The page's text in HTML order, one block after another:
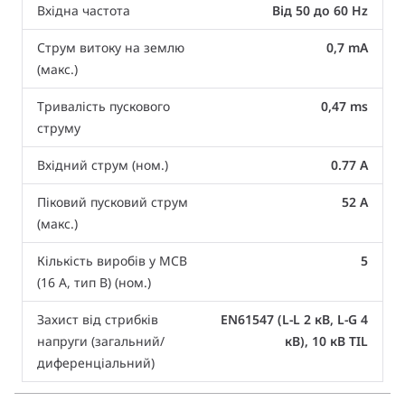
Вхідна частота Від 50 до 60 Hz
Струм витоку на землю
(макс.)
0,7 mA
Тривалість пускового
струму
0,47 ms
Вхідний струм (ном.) 0.77 A
Піковий пусковий струм
(макс.)
52 A
Кількість виробів у MCB
(16 А, тип B) (ном.)
5
Захист від стрибків
напруги (загальний/
диференціальний)
EN61547 (L-L 2 кВ, L-G 4
кВ), 10 кВ TIL